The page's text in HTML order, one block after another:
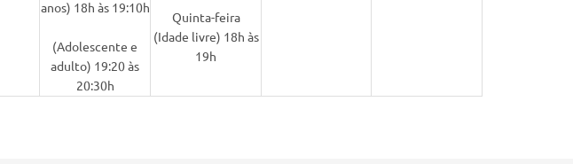
anos) 18h às 19:10h
(Adolescente e
adulto) 19:20 às
20:30h
Quinta-feira
(Idade livre) 18h às
19h